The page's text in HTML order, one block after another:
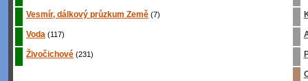
Vesmír, dálkový průzkum Země (7)
Voda (117)
Živočichové (231)